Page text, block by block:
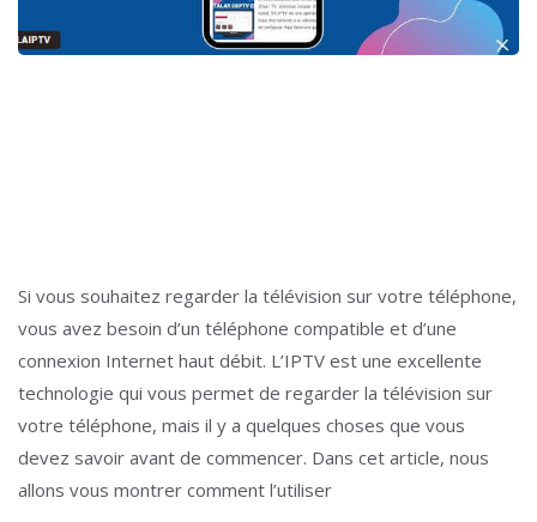
Si vous souhaitez regarder la télévision sur votre téléphone,
vous avez besoin d’un téléphone compatible et d’une
connexion Internet haut débit. L’IPTV est une excellente
technologie qui vous permet de regarder la télévision sur
votre téléphone, mais il y a quelques choses que vous
devez savoir avant de commencer. Dans cet article, nous
allons vous montrer comment l’utiliser